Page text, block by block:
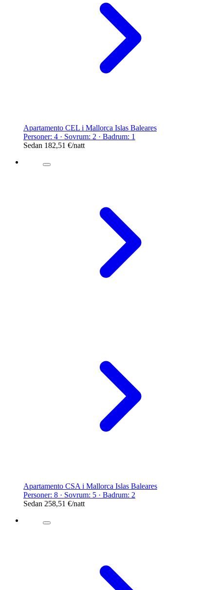
Apartamento CEL i Mallorca Islas Baleares
Personer: 4 · Sovrum: 2 · Badrum: 1
Sedan 182,51 €/natt
Apartamento CSA i Mallorca Islas Baleares
Personer: 8 · Sovrum: 5 · Badrum: 2
Sedan 258,51 €/natt